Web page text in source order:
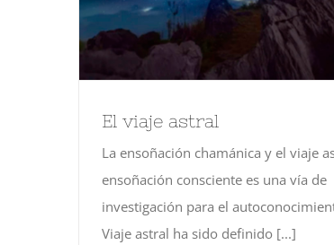
El viaje astral
La ensoñación chamánica y el viaje
ensoñación consciente es una vía de
investigación para el
Viaje astral ha sido definido [...]